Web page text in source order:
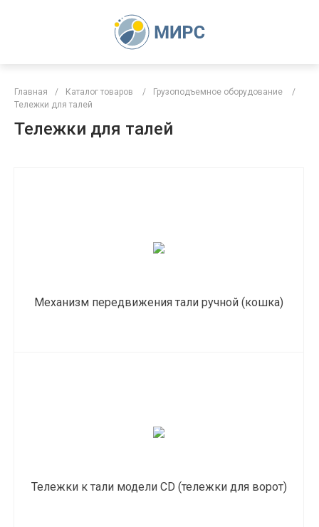
Главная / Каталог товаров / Грузоподъемное оборудование
/
Тележки для талей
Тележки для талей
Механизм передвижения тали ручной (кошка)
Тележки к тали модели CD (тележки для ворот)